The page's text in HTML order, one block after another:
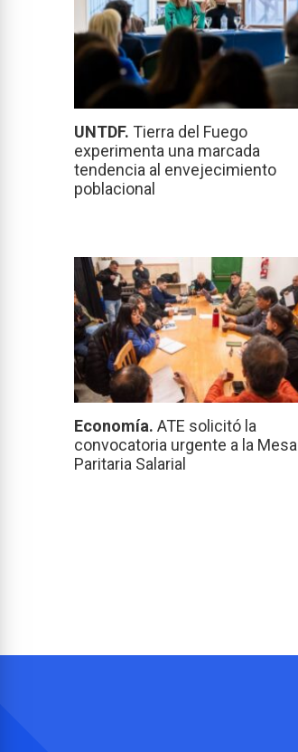
UNTDF. Tierra del Fuego
experimenta una marcada
tendencia al envejecimiento
poblacional
Economía. ATE solicitó la
convocatoria urgente a la Mesa
Paritaria Salarial